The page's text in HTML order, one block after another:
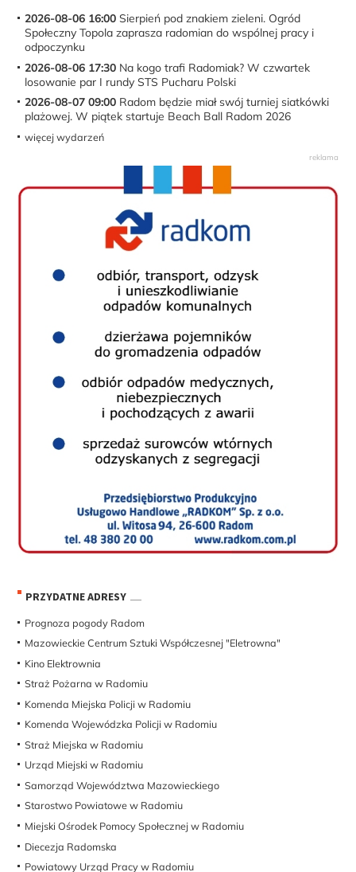
2026-08-06 16:00 Sierpień pod znakiem zieleni. Ogród
Społeczny Topola zaprasza radomian do wspólnej pracy i
odpoczynku
2026-08-06 17:30 Na kogo trafi Radomiak? W czwartek
losowanie par I rundy STS Pucharu Polski
2026-08-07 09:00 Radom będzie miał swój turniej siatkówki
plażowej. W piątek startuje Beach Ball Radom 2026
więcej wydarzeń
PRZYDATNE ADRESY
Prognoza pogody Radom
Mazowieckie Centrum Sztuki Współczesnej "Eletrowna"
Kino Elektrownia
Straż Pożarna w Radomiu
Komenda Miejska Policji w Radomiu
Komenda Wojewódzka Policji w Radomiu
Straż Miejska w Radomiu
Urząd Miejski w Radomiu
Samorząd Województwa Mazowieckiego
Starostwo Powiatowe w Radomiu
Miejski Ośrodek Pomocy Społecznej w Radomiu
Diecezja Radomska
Powiatowy Urząd Pracy w Radomiu